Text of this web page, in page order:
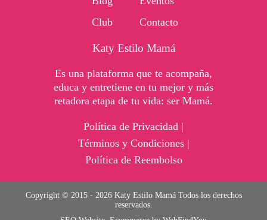
Club
Contacto
Katy Estilo Mamá
Es una plataforma que te acompaña,
educa y entretiene en tu mejor y más
retadora etapa de tu vida: ser Mamá.
Política de Privacidad |
Términos y Condiciones |
Política de Reembolso
Copyright © 2015 - 2026 Katy Estilo Mamá Todos los derechos
reservados.